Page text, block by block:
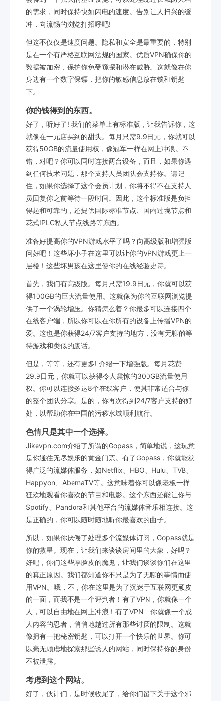
的需求，同时保持快如闪电的速度。告别让人扫兴的缓
冲，向流畅的浏览打招呼吧!
但这不仅仅是速度问题。隐私和安全是最重要的，特别
是在一个有严格互联网法规的国家。优质VPN确保你的
数据被加密，保护你免受窥探和潜在威胁。这就像在你
身边有一个数字保镖，把你的敏感信息放在锁和钥匙
下。
你的钱得到的东西。
好了，听好了! 我们的菜单上有标准版，让我告诉你，这
就像在一元店买到的甜头。每月只需9.9日元，你就可以
获得50GB的流量使用权，像冠军一样在网上冲浪。不
错，对吧？你可以同时连接两台设备，而且，如果你遇
到任何技术问题，那个支持人员团队会支持你。请记
住，如果你选择了这个会员计划，你将不得不在支持人
员回复你之前等待一段时间。因此，这个标准版是负担
得起和可靠的，还提供国际标准节点、国内过境节点和
花式IPLC私人节点线路等东西。
准备好提高你的VPN游戏水平了吗？向高级版和增强版
问好吧！这些坏小子在这里可以让你的VPN游戏更上一
层楼！这些坏男孩在这里使你的在线经验史诗。
首先，我们有高级版。每月只需19.9日元，你就可以获
得100GB的巨大流量使用。这就像为你的互联网浏览提
供了一个涡轮增压。你猜怎么着？你最多可以连接四个
在线客户端，所以你可以在你所有的设备上传播VPN的
爱。这也是你获得24/7客户支持的地方，没有无聊的等
待游戏和类似的废话。
但是，等等，还有更多! 介绍一下增强版。每月花费
29.9日元，你就可以获得令人震惊的300GB流量使用
权。你可以连接多达8个在线客户，使其非常适合与你
的整个团队分享。是的，你再次得到24/7客户支持的好
处，以帮助你在中国的污秽水域顺利航行。
色情只是其中一个选择。
Jikevpn.com介绍了所谓的Gopass，简单地说，这玩意
是你通往无尽娱乐的黄金门票。有了Gopass，你就能获
得广泛的流媒体服务，如Netflix、HBO、Hulu、TVB、
Happyon、AbemaTV等。这意味着你可以像老板一样
狂欢地观看你喜欢的节目和电影。这个东西还能让你与
Spotify、Pandora和其他平台的流媒体音乐相连接。这
是正确的，你可以随时随地听你最喜欢的曲子。
所以，如果你厌倦了处理多个流媒体订阅，Gopass就是
你的救星。现在，让我们来谈谈房间里的大象，好吗？
好吧，你们这些厚脸皮的魔鬼，让我们谈谈你们在这里
的真正原因。我们都知道你不只是为了无聊的事情而使
用VPN。哦，不，你在这里是为了沉迷于互联网更顽皮
的一面，而我不是一个评判者！有了VPN，你就像一个
人，可以自由地在网上冲浪！有了VPN，你就像一个成
人内容的忍者，悄悄地越过所有那些讨厌的限制。这就
像拥有一把秘密钥匙，可以打开一个快乐的世界。你可
以毫无顾虑地探索那些诱人的网站，同时保持你的身份
不被泄露。
考虑到这个网站。
好了，伙计们，是时候收尾了，给你们留下关于这个邪